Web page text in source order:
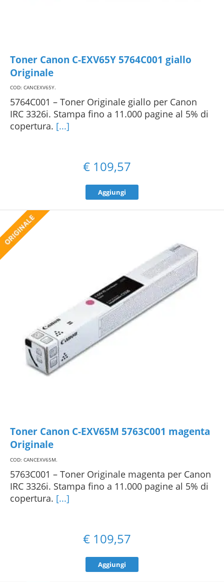
Toner Canon C-EXV65Y 5764C001 giallo
Originale
COD: CANCEXV65Y.
5764C001 – Toner Originale giallo per Canon
IRC 3326i. Stampa fino a 11.000 pagine al 5% di
copertura. [...]
€ 109,57
Aggiungi
Toner Canon C-EXV65M 5763C001 magenta
Originale
COD: CANCEXV65M.
5763C001 – Toner Originale magenta per Canon
IRC 3326i. Stampa fino a 11.000 pagine al 5% di
copertura. [...]
€ 109,57
Aggiungi